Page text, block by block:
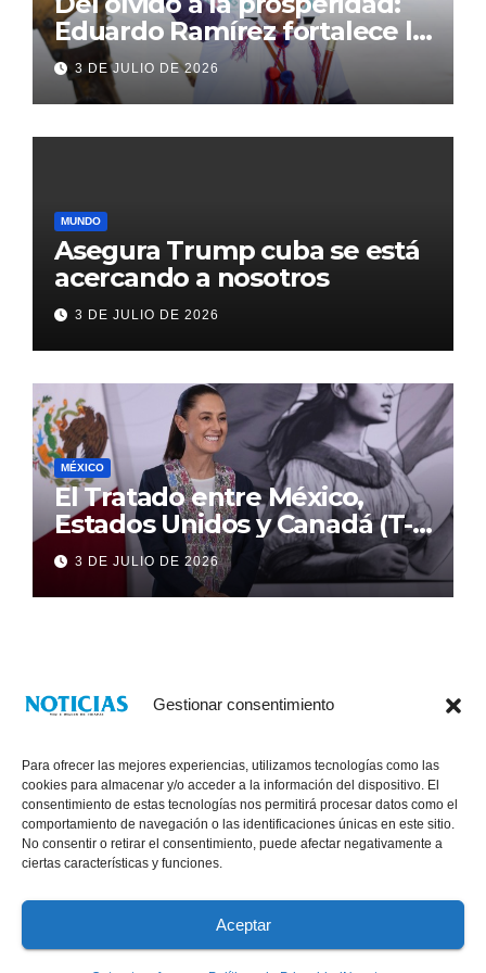
Gestionar consentimiento
Para ofrecer las mejores experiencias, utilizamos tecnologías como las
cookies para almacenar y/o acceder a la información del dispositivo. El
consentimiento de estas tecnologías nos permitirá procesar datos como el
comportamiento de navegación o las identificaciones únicas en este sitio.
No consentir o retirar el consentimiento, puede afectar negativamente a
ciertas características y funciones.
Aceptar
Eduardo Ramírez fortalece la
transformación de Aldama
con inversión histórica
3 DE JULIO DE 2026
MUNDO
Asegura Trump cuba se está
acercando a nosotros
3 DE JULIO DE 2026
MÉXICO
El Tratado entre México,
Estados Unidos y Canadá (T-
MEC) se mantiene hasta el
2036: Presidenta Claudia
Sheinbaum
3 DE JULIO DE 2026
® Derechos Reservados 2026|
Chiapas. VENTAS: 961 6120154
Políticas de Privacidad